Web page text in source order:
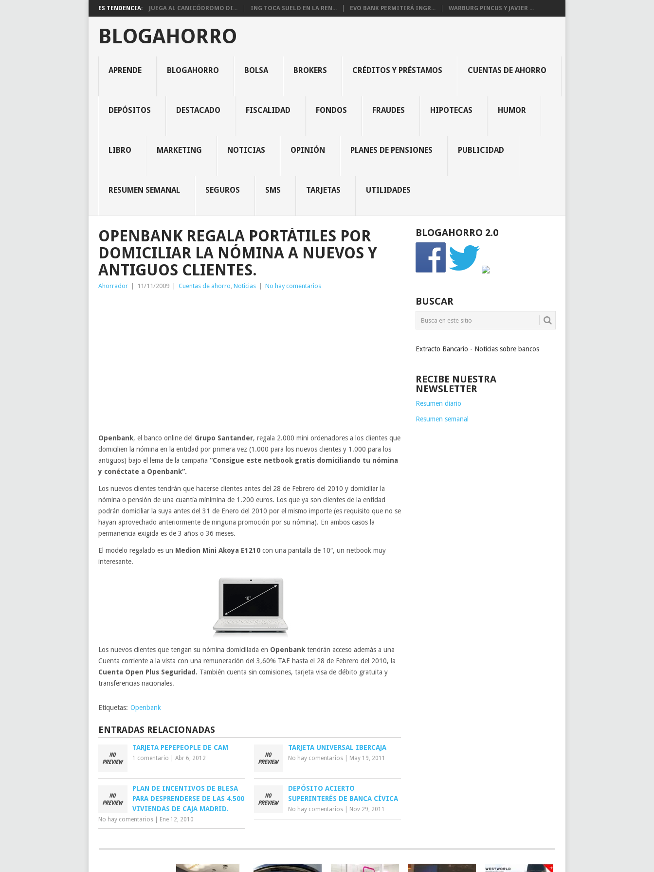
ES TENDENCIA: JUEGA AL CANICÓDROMO DI... ING TOCA SUELO EN LA REN... EVO BANK PERMITIRÁ INGR... WARBURG PINCUS Y JAVIER ...
BLOGAHORRO
APRENDE BLOGAHORRO BOLSA BROKERS CRÉDITOS Y PRÉSTAMOS CUENTAS DE AHORRO
DEPÓSITOS DESTACADO FISCALIDAD FONDOS FRAUDES HIPOTECAS HUMOR
LIBRO MARKETING NOTICIAS OPINIÓN PLANES DE PENSIONES PUBLICIDAD
RESUMEN SEMANAL SEGUROS SMS TARJETAS UTILIDADES
OPENBANK REGALA PORTÁTILES POR
DOMICILIAR LA NÓMINA A NUEVOS Y
ANTIGUOS CLIENTES.
Ahorrador 11/11/2009 Cuentas de ahorro, Noticias No hay comentarios
Openbank, el banco online del Grupo Santander, regala 2.000 mini ordenadores a los clientes que
domicilien la nómina en la entidad por primera vez (1.000 para los nuevos clientes y 1.000 para los
antiguos) bajo el lema de la campaña “Consigue este netbook gratis domiciliando tu nómina
y conéctate a Openbank”.
Los nuevos clientes tendrán que hacerse clientes antes del 28 de Febrero del 2010 y domiciliar la
nómina o pensión de una cuantía mínimina de 1.200 euros. Los que ya son clientes de la entidad
podrán domiciliar la suya antes del 31 de Enero del 2010 por el mismo importe (es requisito que no se
hayan aprovechado anteriormente de ninguna promoción por su nómina). En ambos casos la
permanencia exigida es de 3 años o 36 meses.
El modelo regalado es un Medion Mini Akoya E1210 con una pantalla de 10″, un netbook muy
interesante.
Los nuevos clientes que tengan su nómina domiciliada en Openbank tendrán acceso además a una
Cuenta corriente a la vista con una remuneración del 3,60% TAE hasta el 28 de Febrero del 2010, la
Cuenta Open Plus Seguridad. También cuenta sin comisiones, tarjeta visa de débito gratuita y
transferencias nacionales.
Etiquetas: Openbank
ENTRADAS RELACIONADAS
TARJETA PEPEPEOPLE DE CAM
1 comentario Abr 6, 2012
TARJETA UNIVERSAL IBERCAJA
No hay comentarios May 19, 2011
PLAN DE INCENTIVOS DE BLESA
PARA DESPRENDERSE DE LAS 4.500
VIVIENDAS DE CAJA MADRID.
No hay comentarios Ene 12, 2010
DEPÓSITO ACIERTO
SUPERINTERÉS DE BANCA CÍVICA
No hay comentarios Nov 29, 2011
BLOGAHORRO 2.0
BUSCAR
Extracto Bancario - Noticias sobre bancos
RECIBE NUESTRA
NEWSLETTER
Resumen diario
Resumen semanal